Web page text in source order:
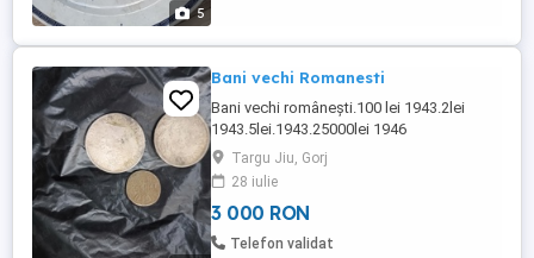
5
Bani vechi Romanesti
Bani vechi românești.100 lei 1943.2lei
1943.5lei.1943.25000lei 1946
Targu Jiu, Gorj
28 iulie
3 000 RON
Telefon validat